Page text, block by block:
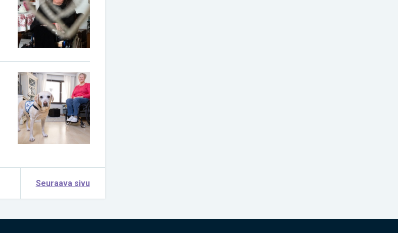
Seuraava sivu